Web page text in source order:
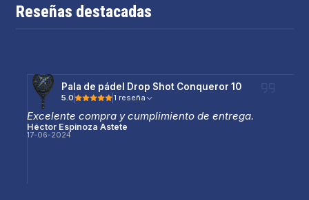
Reseñas destacadas
Pala de pádel Drop Shot Conqueror 10
5.0 1 reseña
Excelente compra y cumplimiento de entrega.
Héctor Espinoza Astete
17-06-2024